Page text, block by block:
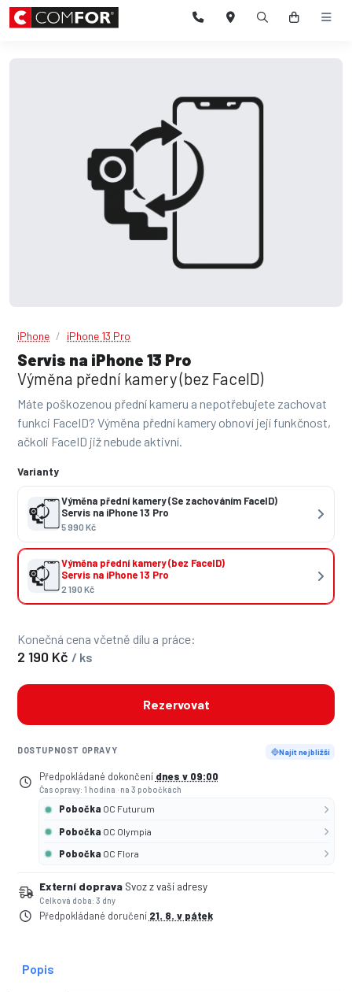
iPhone iPhone 13 Pro
Servis na iPhone 13 Pro
Výměna přední kamery (bez FaceID)
Máte poškozenou přední kameru a nepotřebujete zachovat
funkci FaceID? Výměna přední kamery obnoví její funkčnost,
ačkoli FaceID již nebude aktivní.
Varianty
Výměna přední kamery (Se zachováním FaceID)
Servis na iPhone 13 Pro
5 990 Kč
Výměna přední kamery (bez FaceID)
Servis na iPhone 13 Pro
2 190 Kč
Konečná cena včetně dílu a práce:
2 190 Kč / ks
Rezervovat
DOSTUPNOST OPRAVY Najít nejbližší
Předpokládané dokončení dnes v 09:00
Čas opravy: 1 hodina · na 3 pobočkách
Pobočka OC Futurum
Pobočka OC Olympia
Pobočka OC Flora
Externí doprava Svoz z vaší adresy
Celková doba: 3 dny
Předpokládané doručení 21. 8. v pátek
Popis